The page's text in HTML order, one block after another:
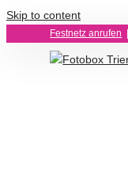
Skip to content
Festnetz anrufen